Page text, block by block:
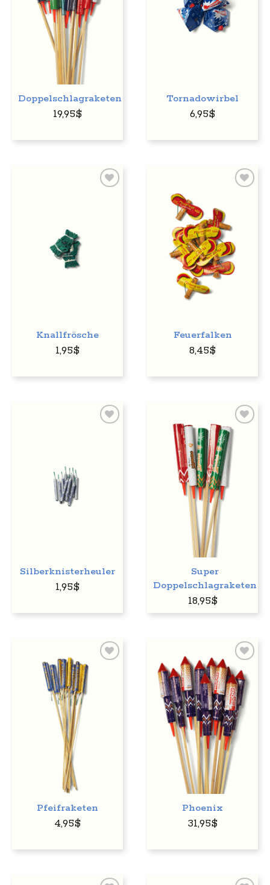
Doppelschlagraketen
19,95$
Tornadowirbel
6,95$
Knallfrösche
1,95$
den
Wunschzettel
Feuerfalken
8,45$
Silberknisterheuler
1,95$
den
Wunschzettel
Super
Doppelschlagraketen
18,95$
Wunschzettel
Pfeifraketen
4,95$
Auf
den
Wunschzettel
Phoenix
31,95$